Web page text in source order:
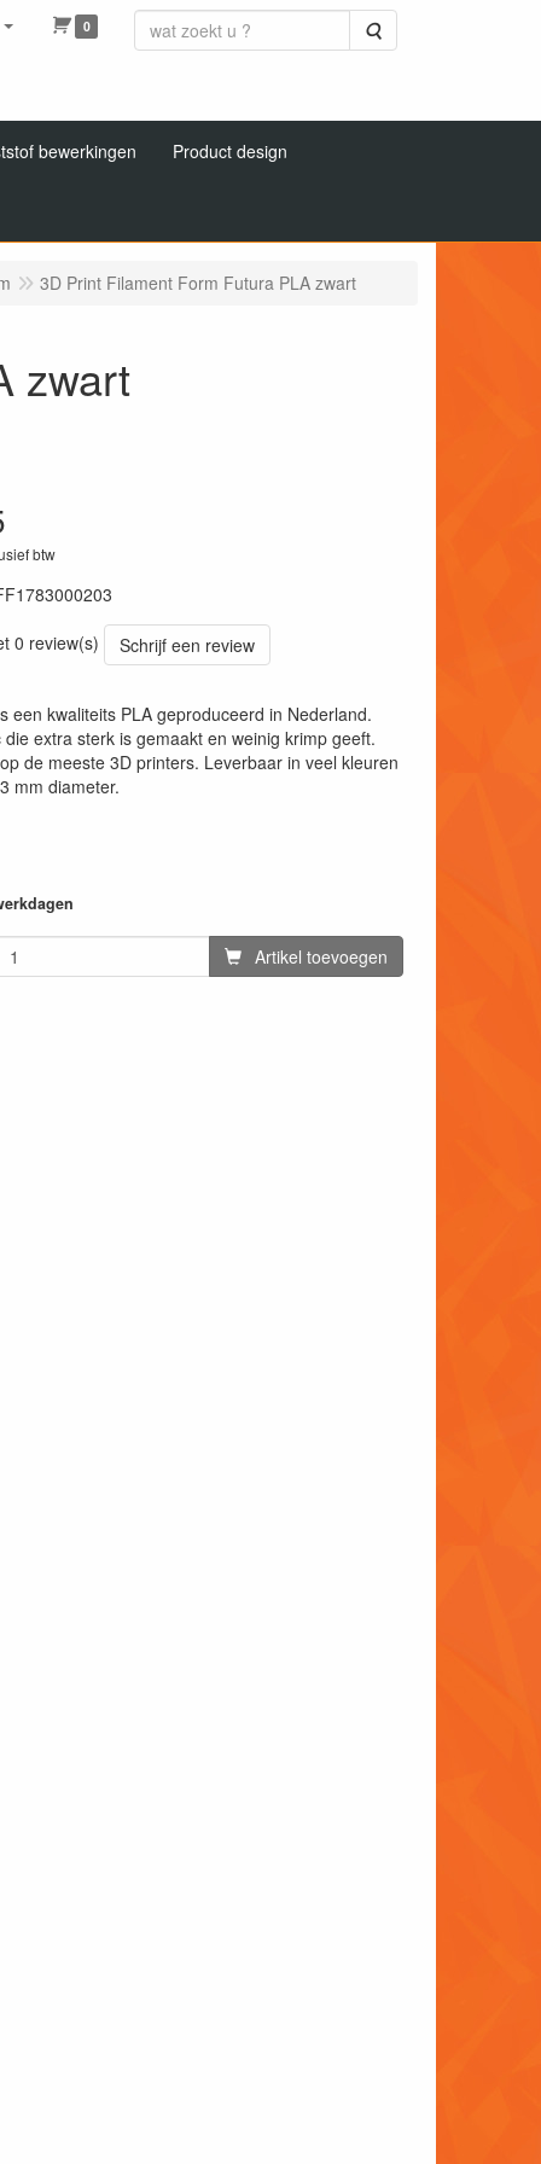
0 Zoeken
bewerkingen Product design
3D Print Filament Form Futura PLA zwart
zwart
btw
0 review(s)
Schrijf een review
een kwaliteits PLA geproduceerd in Nederland.
extra sterk is gemaakt en weinig krimp geeft.
de meeste 3D printers. Leverbaar in veel kleuren
mm diameter.
Artikel toevoegen